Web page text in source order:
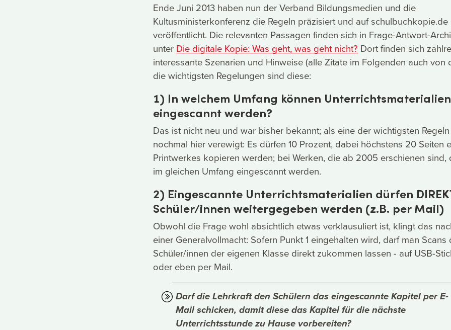
Ende Juni 2013 haben nun der Verband Bildungsmedien und die
Kultusministerkonferenz die Regeln präzisiert und auf schulbuchkopie.de
veröffentlicht. Die relevanten Passagen finden sich in Frage-Antwort-
unter Die digitale Kopie: Was geht, was geht nicht? Dort finden sich
interessante Szenarien und Hinweise (alle Zitate im Folgenden auch von
die wichtigsten Regelungen sind diese:
1) In welchem Umfang können Unterrichtsmaterialien
eingescannt werden?
Das ist nicht neu und war bisher bekannt; als eine der wichtigsten
nochmal hier verewigt: Es dürfen 10 Prozent, dabei höchstens 20 Seiten
Printwerkes kopieren werden; bei Werken, die ab 2005 erschienen sind,
im gleichen Umfang eingescannt werden.
2) Eingescannte Unterrichtsmaterialien dürfen
Schüler/innen weitergegeben werden (z.B. per Mail)
Obwohl die Frage wohl absichtlich etwas verklausuliert ist, klingt das
einer Generalvollmacht: Sofern Punkt 1 eingehalten wird, darf man Scans
Schüler/innen der eigenen Klasse direkt zukommen lassen - auf USB-
oder eben per Mail.
Darf die Lehrkraft den Schülern das eingescannte Kapitel per E-
Mail schicken, damit diese das Kapitel für die nächste
Unterrichtsstunde zu Hause vorbereiten?